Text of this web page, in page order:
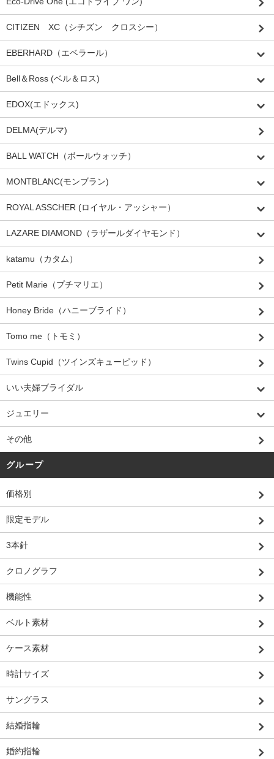
CITIZEN XC（シチズン クロスシー）
EBERHARD（エベラール）
Bell＆Ross (ベル＆ロス)
EDOX(エドックス)
DELMA(デルマ)
BALL WATCH（ボールウォッチ）
MONTBLANC(モンブラン)
ROYAL ASSCHER (ロイヤル・アッシャー）
LAZARE DIAMOND（ラザールダイヤモンド）
katamu（カタム）
Petit Marie（プチマリエ）
Honey Bride（ハニーブライド）
Tomo me（トモミ）
Twins Cupid（ツインズキューピッド）
いい夫婦ブライダル
ジュエリー
その他
グループ
価格別
限定モデル
3本針
クロノグラフ
機能性
ベルト素材
ケース素材
時計サイズ
サングラス
結婚指輪
婚約指輪